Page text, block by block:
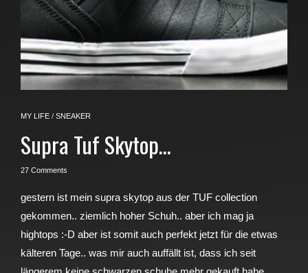
MY LIFE / SNEAKER
Supra Tuf Skytop…
27 Comments
gestern ist mein supra skytop aus der TUF collection
gekommen.. ziemlich hoher Schuh.. aber ich mag ja
hightops :-D aber ist somit auch perfekt jetzt für die etwas
kälteren Tage.. was mir auch auffällt ist, dass ich seit